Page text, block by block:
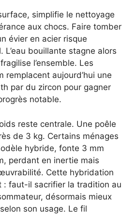
simplifie le nettoyage
aux chocs. Faire tomber
évier en acier risque
L’eau bouillante stagne alors
l’ensemble. Les
remplacent aujourd’hui une
par du zircon pour gagner
notable.
reste centrale. Une poêle
de 3 kg. Certains ménages
hybride, fonte 3 mm
perdant en inertie mais
Cette hybridation
: faut-il sacrifier la tradition au
désormais mieux
son usage. Le fil